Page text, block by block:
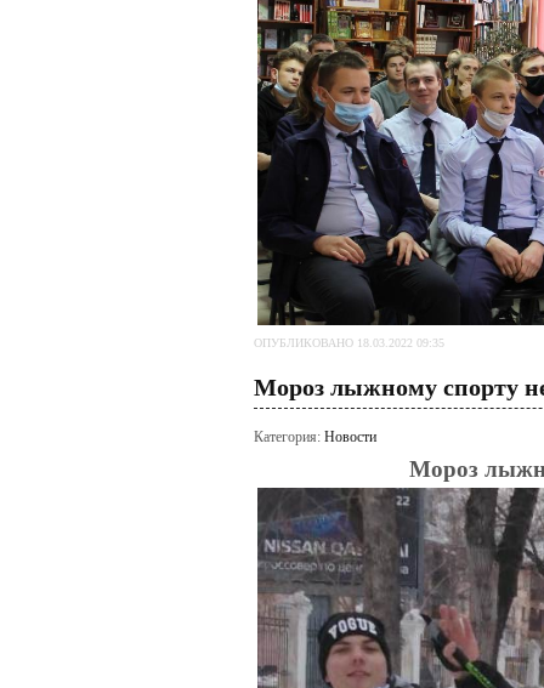
ОПУБЛИКОВАНО 18.03.2022 09:35
Мороз лыжному спорту
Категория: Новости
Мороз